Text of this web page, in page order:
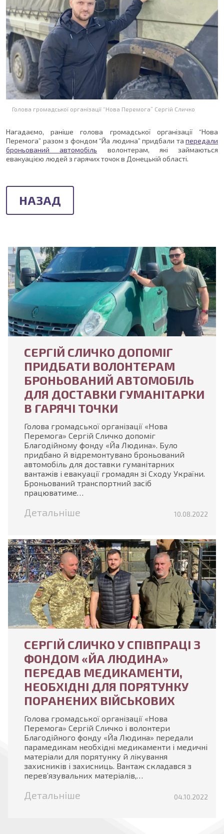
Голова громадської організації “Нова Перемога” Сергій Сличко
Нагадаємо, раніше голова громадської організації “Нова
Перемога” разом з фондом “Йа людина” придбали та передали
броньований автомобіль волонтерам, які займаються
евакуацією людей з гарячих точок в Донецькій області.
НАЗАД
СЕРГІЙ СЛИЧКО ДОПОМІГ
ПРИДБАТИ ВОЛОНТЕРАМ
БРОНЬОВАНИЙ АВТОМОБІЛЬ
ДЛЯ ДОСТАВКИ ГУМАНІТАРКИ
В ГАРЯЧІ ТОЧКИ
Голова громадської організації «Нова
Перемога» Сергій Сличко допоміг
Благодійному фонду «Йа Людина». Було
придбано й відремонтувано броньований
автомобіль для доставки гуманітарних
вантажів і евакуації громадян зі Сходу України.
Броньований транспортний засіб
працюватиме…
Детальніше 10.08.2022
СЕРГІЙ СЛИЧКО У СПІВПРАЦІ З
ФОНДОМ «ЙА ЛЮДИНА»
ПЕРЕДАВ МЕДИКАМЕНТИ,
НЕОБХІДНІ ДЛЯ ПОРЯТУНКУ
ПОРАНЕНИХ ВІЙСЬКОВИХ
Голова громадської організації «Нова
Перемога» Сергій Сличко і волонтери
Благодійного фонду «Йа Людина» передали
парамедикам необхідні медикаменти і медичні
матеріали для порятунку й лікування
захисників і захисниць. Вантаж складався з
перев’язувальних матеріалів,…
Детальніше 04.10.2022